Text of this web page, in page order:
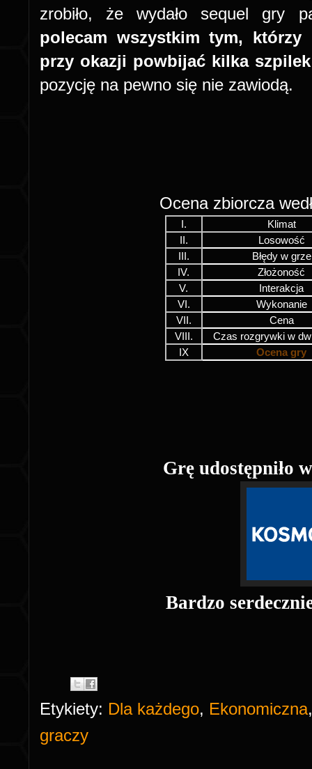
zrobiło, że wydało sequel gry
polecam wszystkim tym,
przy okazji powbijać kilka
pozycję na pewno się nie zawiodą.
Ocena zbiorcza
I.
Klimat
II.
Losowość
III.
Błędy w grze
IV.
Złożoność
V.
Interakcja
VI.
Wykonanie
VII.
Cena
VIII.
Czas rozgrywki w
IX
Ocena gry
Grę udostępniło
Bardzo
Etykiety: Dla każdego, Ekonomiczna
graczy